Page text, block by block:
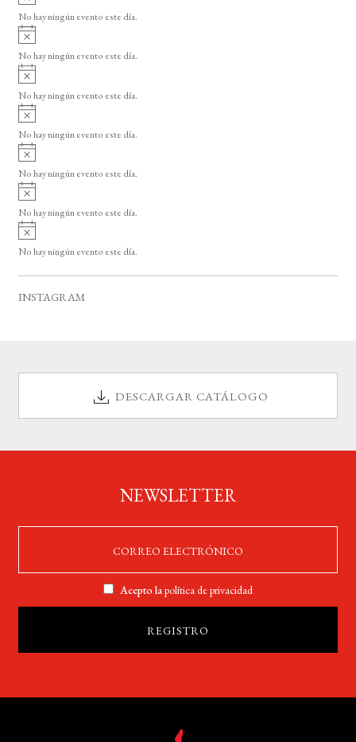
o
v
i
o
No hay ningún evento este día.
A
v
i
o
No hay ningún evento este día.
A
v
i
o
No hay ningún evento este día.
A
v
i
o
No hay ningún evento este día.
A
v
i
o
No hay ningún evento este día.
A
v
i
o
No hay ningún evento este día.
A
v
i
No hay ningún evento este día.
INSTAGRAM
DESCARGAR CATÁLOGO
NEWSLETTER
Acepto lapolítica de privacidad